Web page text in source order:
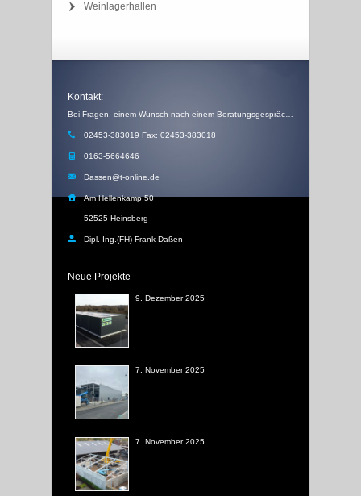
Weinlagerhallen
Kontakt:
02453-383019 Fax: 02453-383018
0163-5664646
Dassen@t-online.de
Am Hellenkamp 50
52525 Heinsberg
Dipl.-Ing.(FH) Frank Daßen
Neue Projekte
9. Dezember 2025
7. November 2025
7. November 2025